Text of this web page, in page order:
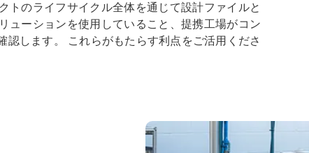
トのライフサイクル全体を通じて設計ファイルと
ューションを使用していること、提携工場がコン
します。 これらがもたらす利点をご活用くださ